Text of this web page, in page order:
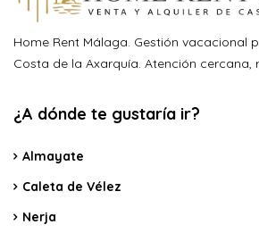
Home Rent Málaga. Gestión vacacional
Costa de la Axarquía. Atención cercana,
¿A dónde te gustaría ir?
Almayate
Caleta de Vélez
Nerja